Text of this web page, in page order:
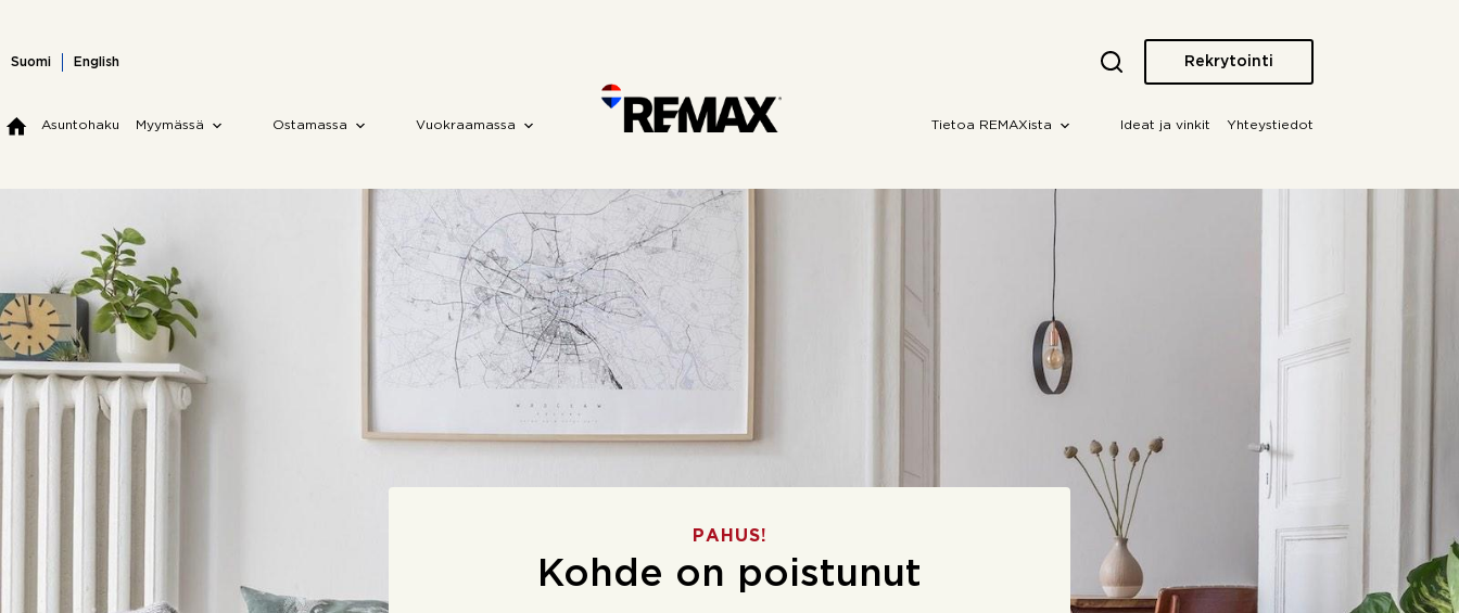
content
Suomi English Rekrytointi
Asuntohaku Myymässä Ostamassa Vuokraamassa Tietoa REMAXista Ideat ja vinkit Yhteystiedot
PAHUS!
Kohde on poistunut